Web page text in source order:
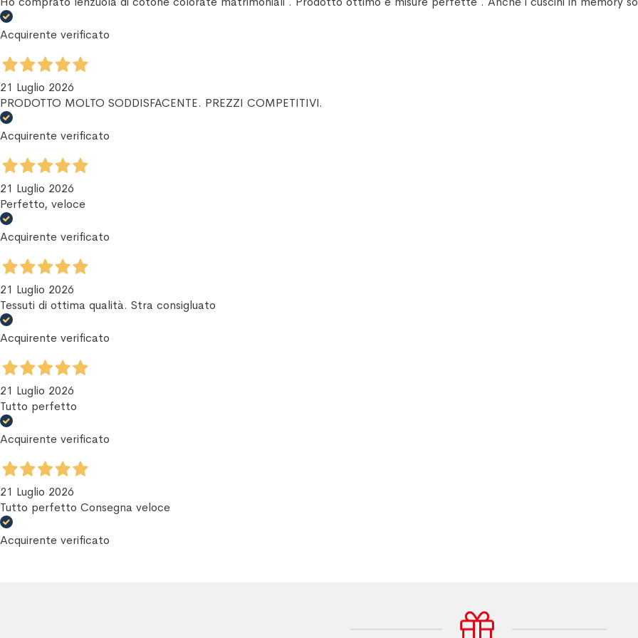
Acquirente verificato
21 Luglio 2026
PRODOTTO MOLTO SODDISFACENTE. PREZZI COMPETITIVI.
Acquirente verificato
21 Luglio 2026
Perfetto, veloce
Acquirente verificato
21 Luglio 2026
Tessuti di ottima qualità. Stra consigluato
Acquirente verificato
21 Luglio 2026
Tutto perfetto
Acquirente verificato
21 Luglio 2026
Tutto perfetto Consegna veloce
Acquirente verificato